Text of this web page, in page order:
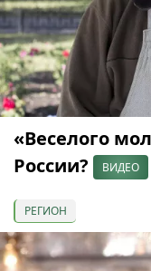
«Веселого
России?
ВИДЕО
РЕГИОН